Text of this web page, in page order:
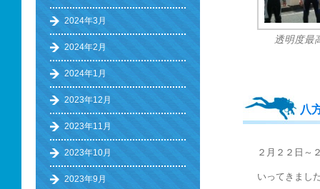
透明度最
八
２月２２日～
いってきまし
2024年3月
2024年2月
2024年1月
2023年12月
2023年11月
2023年10月
2023年9月